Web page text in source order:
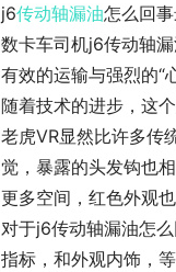
j6传动轴漏油怎么回
数卡车司机j6传动轴
有效的运输与强烈的“
随着技术的进步，这
老虎VR显然比许多传
觉，暴露的头发钩也
更多空间，红色外观
对于j6传动轴漏油怎
指标，和外观内饰，